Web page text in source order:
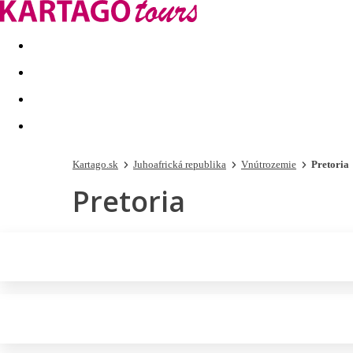
Last minute Dovolenkové kluby
Kartago.sk Juhoafrická republika Vnútrozemie Pretoria
Pretoria